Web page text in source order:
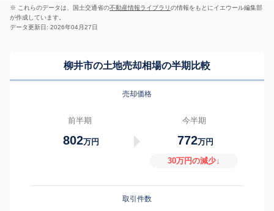
※ これらのデータは、国土交通省の不動産情報ライブラリの情報をもとにイエウール編集部
が作成しています。
データ更新日: 2026年04月27日
柳井市の土地売却相場の半期比較
売却価格
前半期
802万円
今半期
772万円
30万円の減少↓
取引件数